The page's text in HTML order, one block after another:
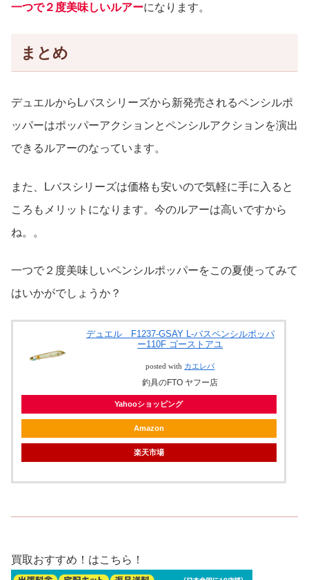
一つで２度美味しいルアーになります。
まとめ
デュエルからLバスシリーズから新発売されるペンシルポ
ッパーはポッパーアクションとペンシルアクションを演出
できるルアーのなっています。
また、Lバスシリーズは価格も安いので気軽に手に入ると
ころもメリットになります。今のルアーは高いですから
ね。。
一つで２度美味しいペンシルポッパーをこの夏使ってみて
はいかがでしょうか？
デュエル F1237-GSAY L-バスペンシルポッパ
ー110F ゴーストアユ
posted with カエレバ
釣具のFTO ヤフー店
Yahooショッピング
Amazon
楽天市場
買取おすすめ！はこちら！